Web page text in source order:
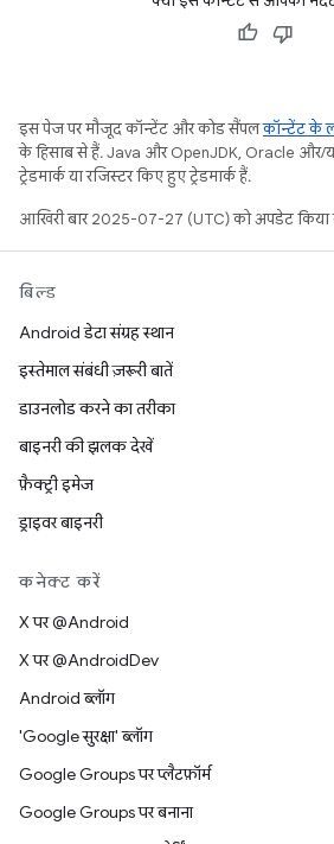
इस पेज पर मौजूद कॉन्टेंट और कोड सैंपलकॉन्टेंट के
के हिसाब से हैं. Java और OpenJDK, Oracle और/
ट्रेडमार्क या रजिस्टर किए हुए ट्रेडमार्क हैं.
आखिरी बार 2025-07-27 (UTC) को अपडेट किया
बिल्ड
Android डेटा संग्रह स्थान
इस्तेमाल संबंधी ज़रूरी बातें
डाउनलोड करने का तरीका
बाइनरी की झलक देखें
फ़ैक्ट्री इमेज
ड्राइवर बाइनरी
कनेक्ट करें
X पर @Android
X पर @AndroidDev
Android ब्लॉग
'Google सुरक्षा' ब्लॉग
Google Groups पर प्लैटफ़ॉर्म
Google Groups पर बनाना